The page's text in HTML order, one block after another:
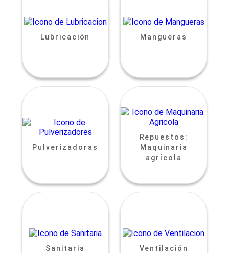
Lubricación Mangueras
Pulverizadoras
Repuestos:
Maquinaria
agrícola
Sanitaria Ventilación